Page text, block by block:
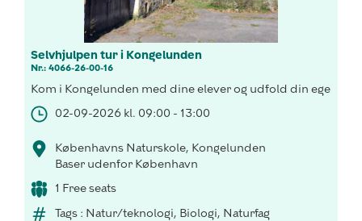
Selvhjulpen tur i Kongelunden
Nr.: 4066-26-00-16
Kom i Kongelunden med dine elever og udfold din egen
02-09-2026 kl. 09:00 - 13:00
Københavns Naturskole, Kongelunden
Baser udenfor København
1 Free seats
Tags : Natur/teknologi, Biologi, Naturfag